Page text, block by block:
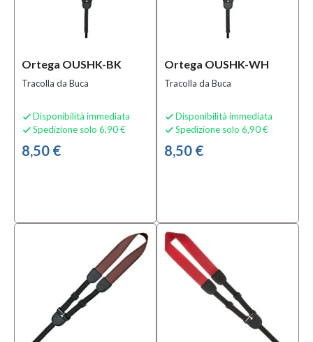
Ortega OUSHK-BK
Tracolla da Buca
 Disponibilità immediata
 Spedizione solo 6,90 €
8,50 €
Ortega OUSHK-WH
Tracolla da Buca
 Disponibilità immediata
 Spedizione solo 6,90 €
8,50 €